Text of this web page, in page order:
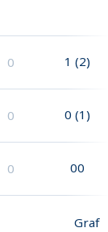
0 1 (2)
0 0 (1)
0 00
Graf